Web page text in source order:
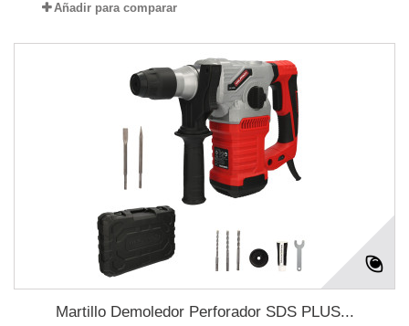
Añadir para comparar
Martillo Demoledor Perforador SDS PLUS...